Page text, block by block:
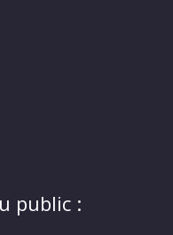
public :